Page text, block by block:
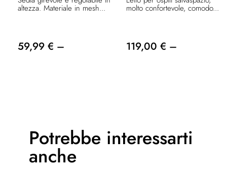
altezza. Materiale in mesh...
59,99 € –
molto confortevole, comodo...
119,00 € –
Potrebbe interessarti
anche